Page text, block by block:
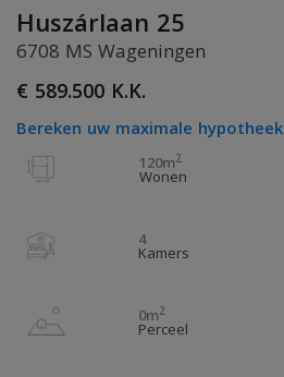
Huszárlaan 25
6708 MS Wageningen
€ 589.500 K.K.
Bereken uw maximale hypotheek
120m2
Wonen
4
Kamers
0m2
Perceel